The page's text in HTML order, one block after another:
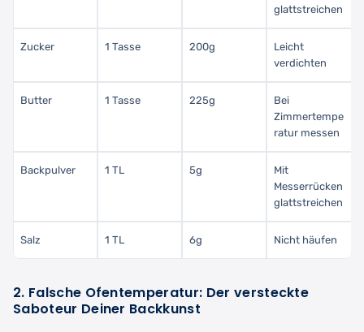
glattstreichen
Zucker 1 Tasse 200g
Leicht
verdichten
Butter 1 Tasse 225g
Bei
Zimmertempe
ratur messen
Backpulver 1 TL 5g
Mit
Messerrücken
glattstreichen
Salz 1 TL 6g Nicht häufen
2. Falsche Ofentemperatur: Der versteckte
Saboteur Deiner Backkunst